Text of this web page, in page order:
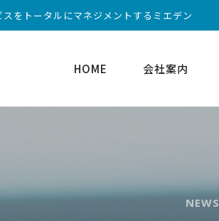
をトータルにマネジメントするミエデン
HOME 会社案内
NEWS